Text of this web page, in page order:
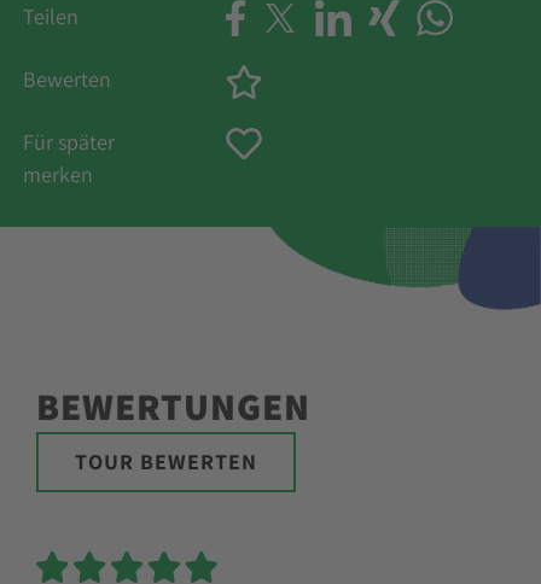
Teilen
Bewerten
Für später
merken
BEWERTUNGEN
TOUR BEWERTEN